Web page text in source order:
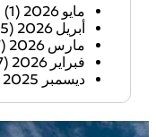
مايو 2026
(1)
أبريل 2026
(5)
مارس 2026
(7)
فبراير 2026
(7)
ديسمبر 2025